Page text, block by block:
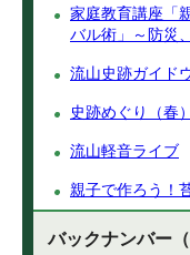
家庭教育講座「
バル術」～防災
流山史跡ガイド
史跡めぐり（春）
流山軽音ライブ
親子で作ろう！
バックナンバー（